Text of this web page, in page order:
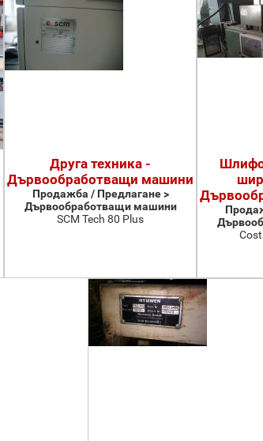
Друга техника -
Дървообработващи машини
Продажба / Предлагане >
Дървообработващи машини
SCM Tech 80 Plus